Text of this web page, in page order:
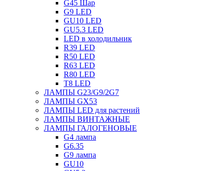
G45 Шар
G9 LED
GU10 LED
GU5.3 LED
LED в холодильник
R39 LED
R50 LED
R63 LED
R80 LED
T8 LED
ЛАМПЫ G23/G9/2G7
ЛАМПЫ GX53
ЛАМПЫ LED для растений
ЛАМПЫ ВИНТАЖНЫЕ
ЛАМПЫ ГАЛОГЕНОВЫЕ
G4 лампа
G6.35
G9 лампа
GU10